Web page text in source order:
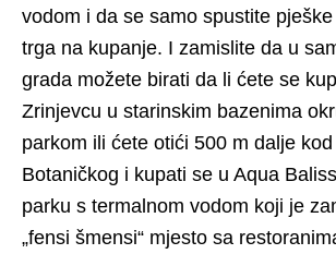
vodom i da se samo spustite
trga na kupanje. I zamislite da u
grada možete birati da li ćete se
Zrinjevcu u starinskim bazenima
parkom ili ćete otići 500 m dalje kod
Botaničkog i kupati se u Aqua
parku s termalnom vodom koji je
„fensi šmensi“ mjesto sa